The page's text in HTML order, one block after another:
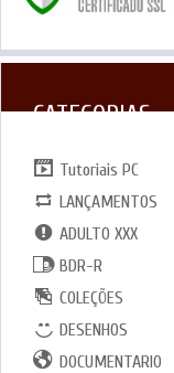
CATEGORIAS
Tutoriais PC
LANÇAMENTOS
ADULTO XXX
BDR-R
COLEÇÕES
DESENHOS
DOCUMENTARIO